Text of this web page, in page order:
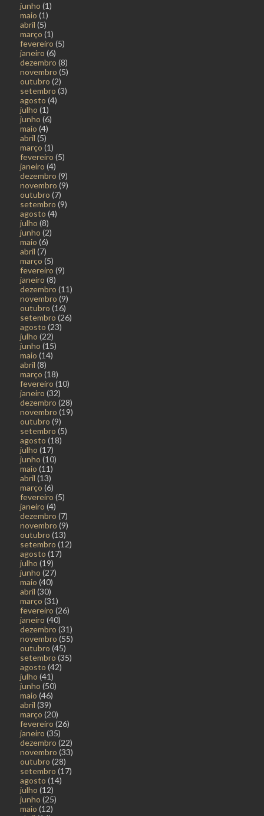
junho (1)
maio (1)
abril (5)
março (1)
fevereiro (5)
janeiro (6)
dezembro (8)
novembro (5)
outubro (2)
setembro (3)
agosto (4)
julho (1)
junho (6)
maio (4)
abril (5)
março (1)
fevereiro (5)
janeiro (4)
dezembro (9)
novembro (9)
outubro (7)
setembro (9)
agosto (4)
julho (8)
junho (2)
maio (6)
abril (7)
março (5)
fevereiro (9)
janeiro (8)
dezembro (11)
novembro (9)
outubro (16)
setembro (26)
agosto (23)
julho (22)
junho (15)
maio (14)
abril (8)
março (18)
fevereiro (10)
janeiro (32)
dezembro (28)
novembro (19)
outubro (9)
setembro (5)
agosto (18)
julho (17)
junho (10)
maio (11)
abril (13)
março (6)
fevereiro (5)
janeiro (4)
dezembro (7)
novembro (9)
outubro (13)
setembro (12)
agosto (17)
julho (19)
junho (27)
maio (40)
abril (30)
março (31)
fevereiro (26)
janeiro (40)
dezembro (31)
novembro (55)
outubro (45)
setembro (35)
agosto (42)
julho (41)
junho (50)
maio (46)
abril (39)
março (20)
fevereiro (26)
janeiro (35)
dezembro (22)
novembro (33)
outubro (28)
setembro (17)
agosto (14)
julho (12)
junho (25)
maio (12)